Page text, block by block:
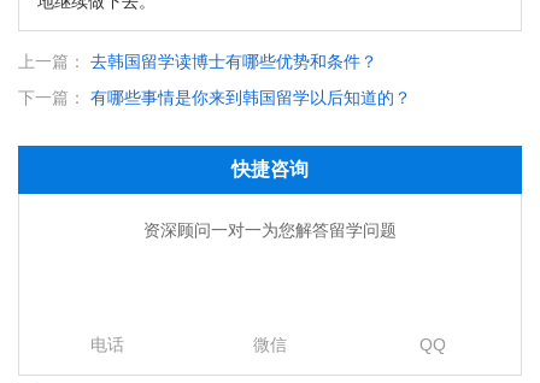
上一篇：
去韩国留学读博士有哪些优势和条件？
下一篇：
有哪些事情是你来到韩国留学以后知道的？
快捷咨询
资深顾问一对一为您解答留学问题
电话 微信 QQ